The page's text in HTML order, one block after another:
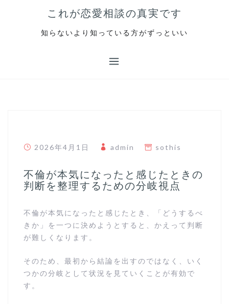
これが恋愛相談の真実です
知らないより知っている方がずっといい
2026年4月1日 admin sothis
不倫が本気になったと感じたときの
判断を整理するための分岐視点
不倫が本気になったと感じたとき、「どうするべ
きか」を一つに決めようとすると、かえって判断
が難しくなります。
そのため、最初から結論を出すのではなく、いく
つかの分岐として状況を見ていくことが有効で
す。